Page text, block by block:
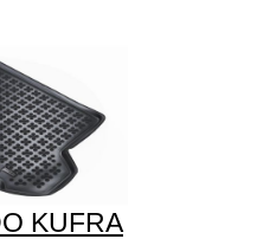
KUFRA